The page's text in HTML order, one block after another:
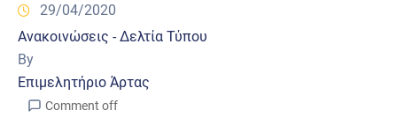
29/04/2020
Ανακοινώσεις - Δελτία Τύπου
By
Επιμελητήριο Άρτας
Comment off